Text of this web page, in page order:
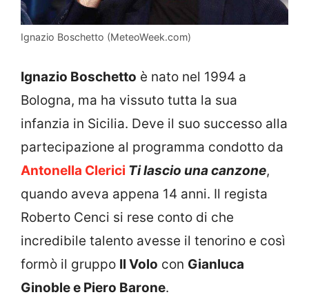
Ignazio Boschetto (MeteoWeek.com)
Ignazio Boschetto è nato nel 1994 a
Bologna, ma ha vissuto tutta la sua
infanzia in Sicilia. Deve il suo successo alla
partecipazione al programma condotto da
Antonella Clerici Ti lascio una canzone,
quando aveva appena 14 anni. Il regista
Roberto Cenci si rese conto di che
incredibile talento avesse il tenorino e così
formò il gruppo Il Volo con Gianluca
Ginoble e Piero Barone.